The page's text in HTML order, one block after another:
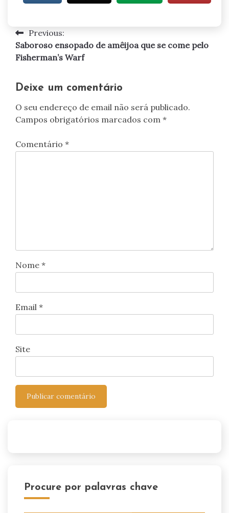
Navegação
de
Previous:
Saboroso ensopado de amêijoa que se come pelo
Fisherman’s Warf
Deixe um comentário
O seu endereço de email não será publicado.
Campos obrigatórios marcados com *
Comentário *
Nome *
Email *
Site
Procure por palavras chave